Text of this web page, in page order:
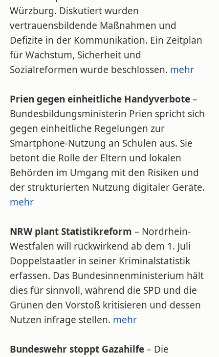
Würzburg. Diskutiert wurden
vertrauensbildende Maßnahmen und
Defizite in der Kommunikation. Ein Zeitplan
für Wachstum, Sicherheit und
Sozialreformen wurde beschlossen. mehr
Prien gegen einheitliche Handyverbote–
Bundesbildungsministerin Prien spricht sich
gegen einheitliche Regelungen zur
Smartphone-Nutzung an Schulen aus. Sie
betont die Rolle der Eltern und lokalen
Behörden im Umgang mit den Risiken und
der strukturierten Nutzung digitaler Geräte.
mehr
NRW plant Statistikreform – Nordrhein-
Westfalen will rückwirkend ab dem 1. Juli
Doppelstaatler in seiner Kriminalstatistik
erfassen. Das Bundesinnenministerium hält
dies für sinnvoll, während die SPD und die
Grünen den Vorstoß kritisieren und dessen
Nutzen infrage stellen. mehr
Bundeswehr stoppt Gazahilfe– Die